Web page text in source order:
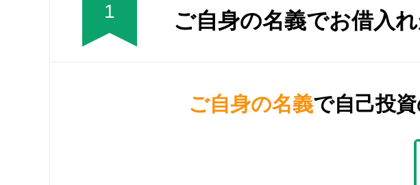
1 ご自身の名義でお借入
ご自身の名義で自己投